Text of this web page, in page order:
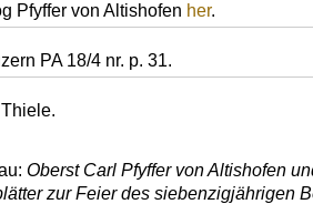
Pfyffer von Altishofen her.
PA 18/4 nr. p. 31.
Oberst Carl Pfyffer von Altishofen
zur Feier des siebenzigjährigen